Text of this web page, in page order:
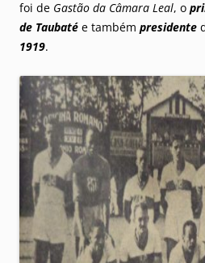
foi de Gastão da Câmara Leal, o
de Taubaté e também presidente
1919.